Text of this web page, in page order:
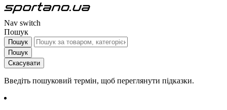
Nav switch
Пошук
Пошук
Пошук
Скасувати
Введіть пошуковий термін, щоб переглянути підказки.